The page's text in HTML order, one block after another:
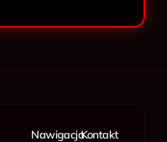
NawigacjaKontakt